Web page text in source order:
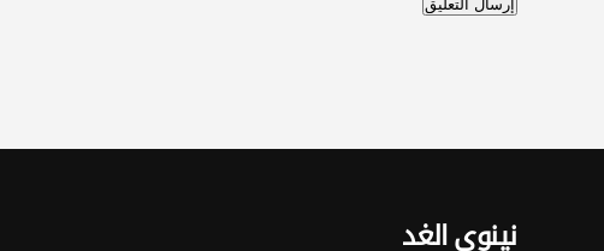
نينوى الغد